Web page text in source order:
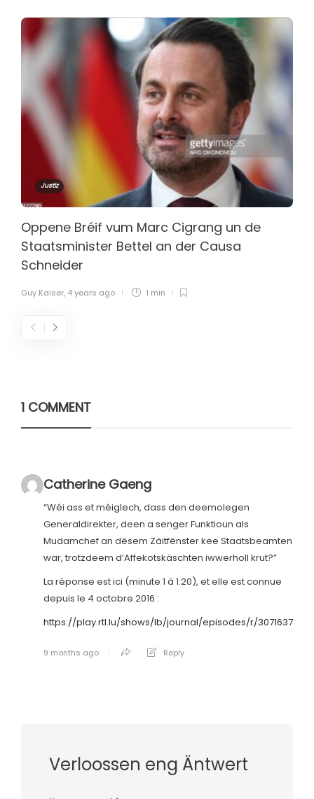
Justiz
Oppene Bréif vum Marc Cigrang un de
Staatsminister Bettel an der Causa
Schneider
Guy Kaiser, 4 years ago 1 min
1 COMMENT
Catherine Gaeng
“Wéi ass et méiglech, dass den deemolegen
Generaldirekter, deen a senger Funktioun als
Mudamchef an dësem Zäitfënster kee Staatsbeamten
war, trotzdeem d’Affekotskäschten iwwerholl krut?”
La réponse est ici (minute 1 à 1:20), et elle est connue
depuis le 4 octobre 2016 :
https://play.rtl.lu/shows/lb/journal/episodes/r/3071637
9 months ago Reply
Verloossen eng Äntwert